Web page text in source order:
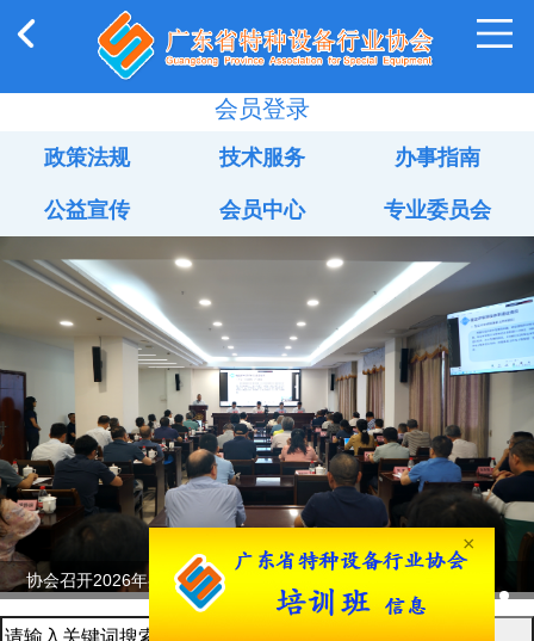
会员登录
政策法规 技术服务 办事指南
公益宣传 会员中心 专业委员会
协会召开2026年鉴定评审及人员考试工作会议...